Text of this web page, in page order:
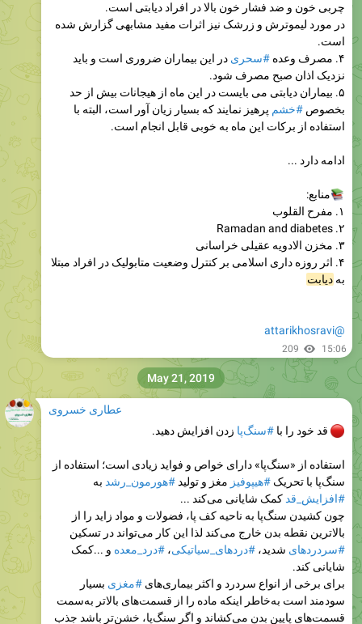
چربی خون و ضد فشار خون بالا در افراد دیابتی است.
در مورد لیموترش و زرشک نیز اثرات مفید مشابهی گزارش شده
است.
۴. مصرف وعده
#سحری در این بیماران ضروری است و باید
نزدیک اذان صبح مصرف شود.
۵. بیماران دیابتی می بایست در این ماه از هیجانات بیش از حد
بخصوص #خشم پرهیز نمایند که بسیار زیان آور است، البته با
استفاده از برکات این ماه به خوبی قابل انجام است.
ادامه دارد ...
منابع:
۱. مفرح القلوب
۲. Ramadan and diabetes
۳. مخزن الادویه عقیلی خراسانی
۴. اثر روزه داری اسلامی بر کنترل وضعیت متابولیک در افراد مبتلا
به دیابت
@attarikhosravi
209 15:06
عطاری خسروی
قد خود را با#سنگ‌پا زدن افزایش دهید.
استفاده از «سنگ‌پا» دارای خواص و فواید زیادی است؛ استفاده از
سنگ‌پا با تحریک #هیپوفیز مغز و تولید #هورمون_رشد به
#افزایش_قد کمک شایانی می‌کند ...
چون کشیدن سنگ‌پا به ناحیه کف پا‌، فضولات و مواد زاید را از
بالاترین نقطه بدن خارج می‌کند لذا این کار می‌تواند در تسکین
#سردردهای شدید‌، #دردهای_سیاتیکی، #درد_معده و ...کمک
شایانی کند.
برای برخی از انواع سردرد و اکثر بیماری‌های #مغزی بسیار
سودمند است به‌خاطر اینکه ماده را از قسمت‌های بالا‌تر به‌سمت
قسمت‌های پایین بدن می‌کشاند و اگر سنگ‌پا‌، خشن‌تر باشد جذب
May 21, 2019